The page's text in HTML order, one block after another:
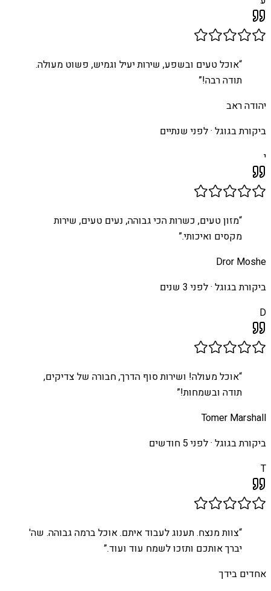
“אוכל טעים ובשפע, שירות יעיל וגמיש, פשוט מעולה.
תודה רבה!”
יהודה ראב
ביקורת בגוגל ·לפני שנתיים
י
“מזון טעים, כשרות הכי גבוהה, נעים טעים, שירות
מקסים ואיכותי.”
Dror Moshe
ביקורת בגוגל ·לפני 3 שנים
D
“אוכל מעולה! ושירות סוף הדרך, חבורה של צדיקים,
תודה ובשמחות!”
Tomer Marshall
ביקורת בגוגל ·לפני 5 חודשים
T
“צוות מנצח. תענוג לעבוד איתם. אוכל ברמה גבוהה. שה'
יברך אותכם ותזכו לשמח עוד ועוד.”
אחדים בידך